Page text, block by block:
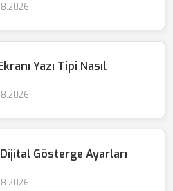
Yazı Tipi Nasıl
Gösterge Ayarları